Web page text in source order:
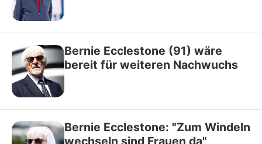
Bernie Ecclestone (91) wäre
bereit für weiteren Nachwuchs
Bernie Ecclestone: "Zum Windeln
wechseln sind Frauen da"